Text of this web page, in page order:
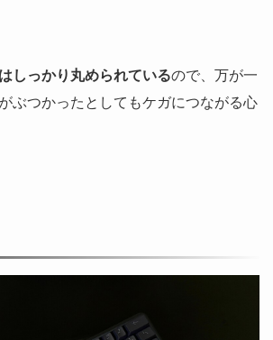
しっかり丸められているので、万が一
ぶつかったとしてもケガにつながる心